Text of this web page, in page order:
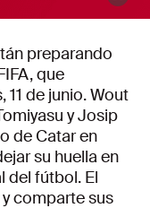
preparando
que
de junio. Wout
y Josip
de Catar en
su huella en
del fútbol. El
comparte sus